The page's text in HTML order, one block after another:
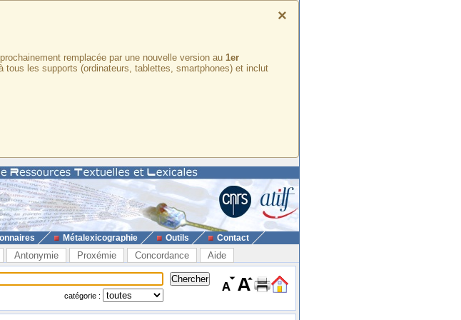
×
remplacée par une nouvelle version au 1er
tous les supports (ordinateurs, tablettes, smartphones) et inclut
Métalexicographie Outils Contact
Antonymie Proxémie Concordance Aide
catégorie :